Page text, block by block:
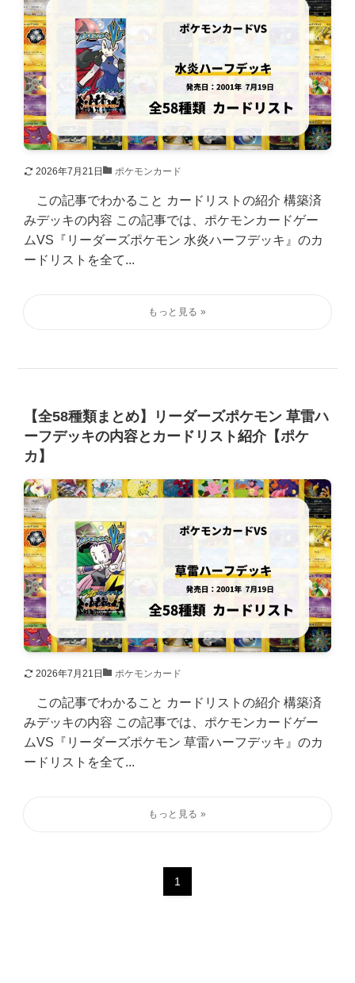
2026年7月21日 ポケモンカード
この記事でわかること カードリストの紹介 構築済
みデッキの内容 この記事では、ポケモンカードゲー
ムVS『リーダーズポケモン 水炎ハーフデッキ』のカ
ードリストを全て...
【全58種類まとめ】リーダーズポケモン 草雷ハ
ーフデッキの内容とカードリスト紹介【ポケ
カ】
2026年7月21日 ポケモンカード
この記事でわかること カードリストの紹介 構築済
みデッキの内容 この記事では、ポケモンカードゲー
ムVS『リーダーズポケモン 草雷ハーフデッキ』のカ
ードリストを全て...
1